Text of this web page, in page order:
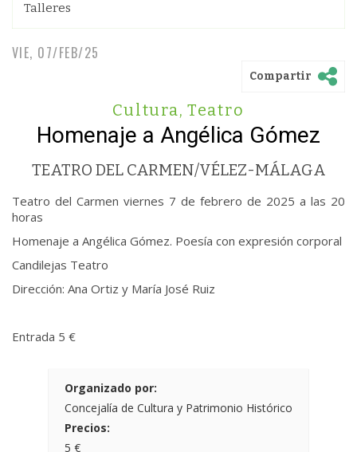
Talleres
VIE, 07/FEB/25
Compartir
Cultura, Teatro
Homenaje a Angélica Gómez
TEATRO DEL CARMEN/VÉLEZ-MÁLAGA
Teatro del Carmen viernes 7 de febrero de 2025 a las 20
horas
Homenaje a Angélica Gómez. Poesía con expresión corporal
Candilejas Teatro
Dirección: Ana Ortiz y María José Ruiz
Entrada 5 €
Organizado por:
Concejalía de Cultura y Patrimonio Histórico
Precios:
5 €